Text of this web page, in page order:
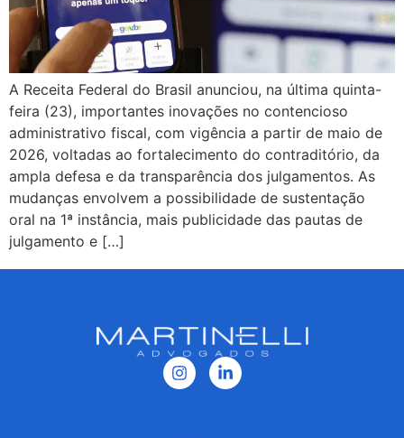
A Receita Federal do Brasil anunciou, na última quinta-
feira (23), importantes inovações no contencioso
administrativo fiscal, com vigência a partir de maio de
2026, voltadas ao fortalecimento do contraditório, da
ampla defesa e da transparência dos julgamentos. As
mudanças envolvem a possibilidade de sustentação
oral na 1ª instância, mais publicidade das pautas de
julgamento e […]